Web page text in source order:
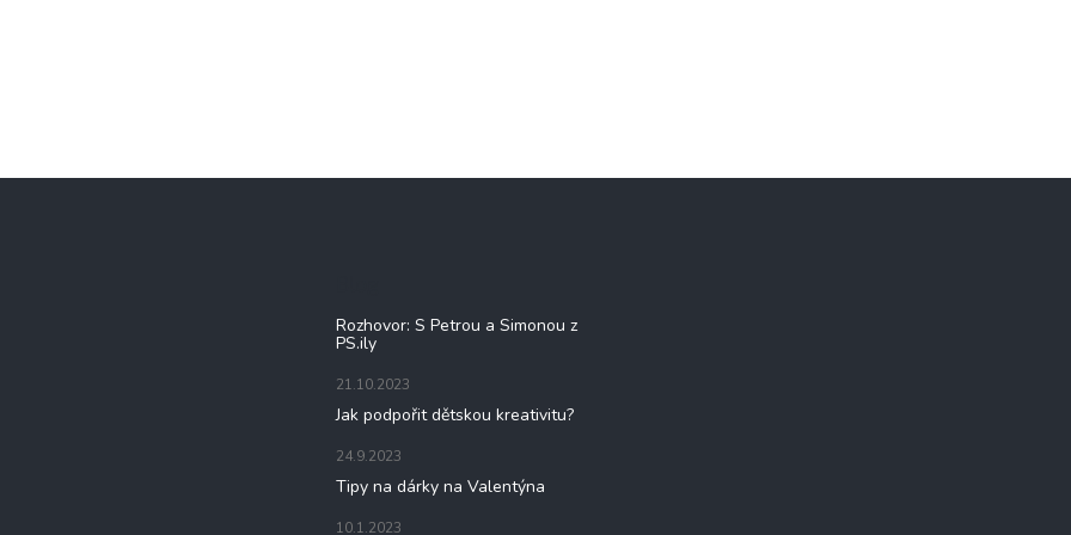
Rozhovor: S Petrou a Simonou z
PS.ily
21.10.2023
Jak podpořit dětskou kreativitu?
24.9.2023
Tipy na dárky na Valentýna
10.1.2023